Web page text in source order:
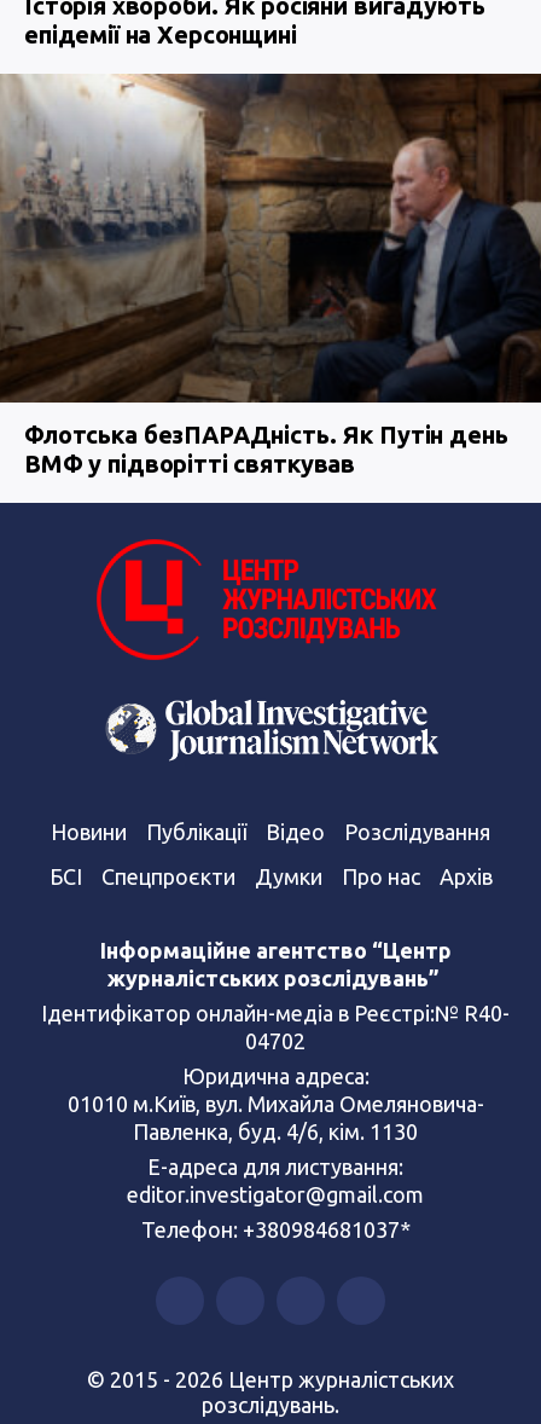
епідемії на Херсонщині
Флотська безПАРАДність. Як Путін день
ВМФ у підворітті святкував
Новини Публікації Відео
Розслідування
БСІ
Спецпроєкти Думки Про нас Архів
Інформаційне агентство “Центр
журналістських розслідувань”
Ідентифікатор онлайн-медіа в Реєстрі:№ R40-
04702
Юридична адреса:
01010 м.Київ, вул. Михайла Омеляновича-
Павленка, буд. 4/6, кім. 1130
Е-адреса для листування:
editor.investigator@gmail.com
Телефон: +380984681037*
© 2015 - 2026 Центр журналістських
розслідувань.